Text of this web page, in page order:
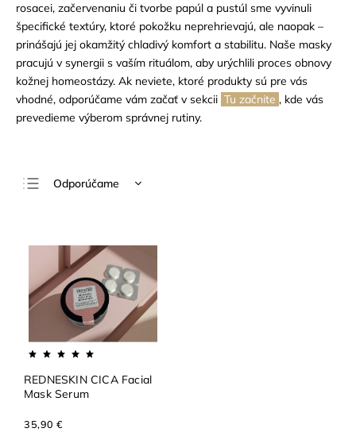
rosacei, začervenaniu či tvorbe papúl a pustúl sme vyvinuli
špecifické textúry, ktoré pokožku neprehrievajú, ale naopak –
prinášajú jej okamžitý chladivý komfort a stabilitu. Naše masky
pracujú v synergii s vaším rituálom, aby urýchlili proces obnovy
kožnej homeostázy. Ak neviete, ktoré produkty sú pre vás
vhodné, odporúčame vám začať v sekcii Tu začnite , kde vás
prevedieme výberom správnej rutiny.
Odporúčame
Najpredávanejšie
Abecedne
REDNESKIN CICA Facial
Mask Serum
35,90 €